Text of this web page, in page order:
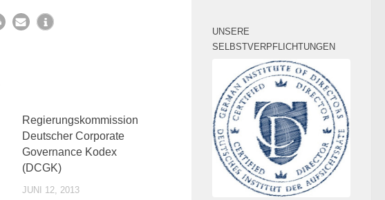
Regierungskommission
Deutscher Corporate
Governance Kodex
(DCGK)
JUNI 12, 2013
UNSERE
SELBSTVERPFLICHTUNGEN